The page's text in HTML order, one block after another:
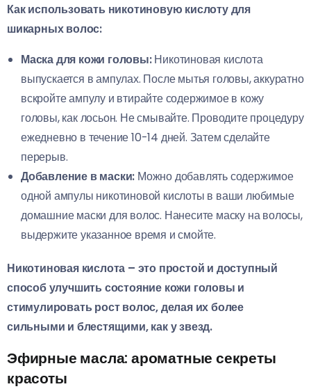
Как использовать никотиновую кислоту для
шикарных волос:
Маска для кожи головы:Никотиновая кислота
выпускается в ампулах. После мытья головы, аккуратно
вскройте ампулу и втирайте содержимое в кожу
головы, как лосьон. Не смывайте. Проводите процедуру
ежедневно в течение 10-14 дней. Затем сделайте
перерыв.
Добавление в маски: Можно добавлять содержимое
одной ампулы никотиновой кислоты в ваши любимые
домашние маски для волос. Нанесите маску на волосы,
выдержите указанное время и смойте.
Никотиновая кислота – это простой и доступный
способ улучшить состояние кожи головы и
стимулировать рост волос, делая их более
сильными и блестящими, как у звезд.
Эфирные масла: ароматные секреты
красоты